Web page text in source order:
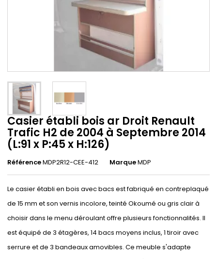
Casier établi bois ar Droit Renault
Trafic H2 de 2004 à Septembre 2014
(L:91 x P:45 x H:126)
RéférenceMDP2R12-CEE-412 MarqueMDP
Le casier établi en bois avec bacs est fabriqué en contreplaqué
de 15 mm et son vernis incolore, teinté Okoumé ou gris clair à
choisir dans le menu déroulant offre plusieurs fonctionnalités. Il
est équipé de 3 étagères, 14 bacs moyens inclus, 1 tiroir avec
serrure et de 3 bandeaux amovibles. Ce meuble s'adapte